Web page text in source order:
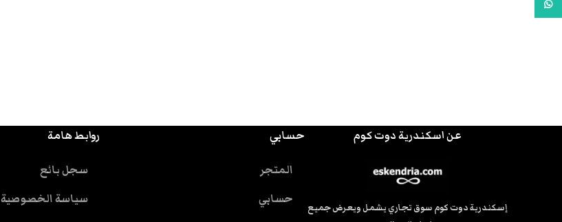
عن اسكندرية دوت كوم
إسكندرية دوت كوم سوق تجاري يشمل ويعرض جميع
حسابي
المتجر
حسابي
روابط هامة
سجل بائع
سياسة الخصوصية